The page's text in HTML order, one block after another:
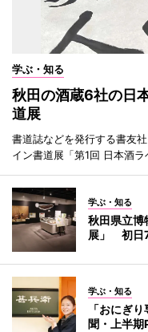
学ぶ・知る
秋田の酒蔵6社の日
道展
書道誌などを発行する書友
イン書道展「第1回 日本酒ラ
学ぶ・知る
秋田県立博
展」 初日
学ぶ・知る
「おにぎ
聞・上半期